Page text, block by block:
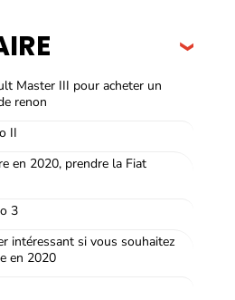
Master III pour acheter un
renon
II
en 2020, prendre la Fiat
3
intéressant si vous souhaitez
en 2020